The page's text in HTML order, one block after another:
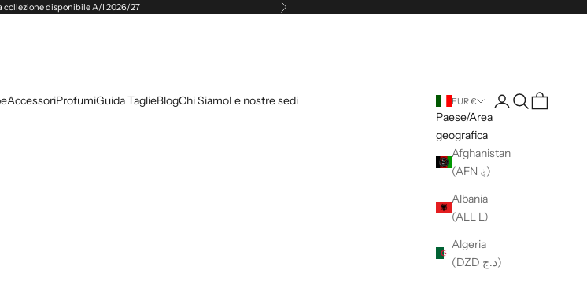
collezione disponibile A/I 2026/27 Successivo
AccessoriProfumiGuida TaglieBlogChi SiamoLe nostre sedi EUR €
Paese/Area
geografica
Afghanistan
(AFN ؋)
Albania
(ALL L)
Algeria
(DZD د.ج)
LoginCercaCarrello